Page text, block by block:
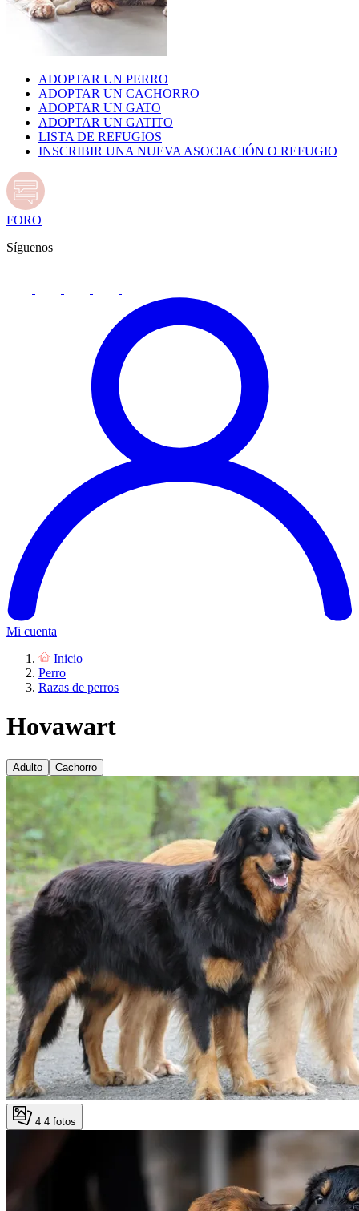
ADOPTAR UN PERRO
ADOPTAR UN CACHORRO
ADOPTAR UN GATO
ADOPTAR UN GATITO
LISTA DE REFUGIOS
INSCRIBIR UNA NUEVA ASOCIACIÓN O REFUGIO
FORO
Síguenos
Mi cuenta
Inicio
Perro
Razas de perros
Hovawart
Adulto Cachorro
4 4 fotos